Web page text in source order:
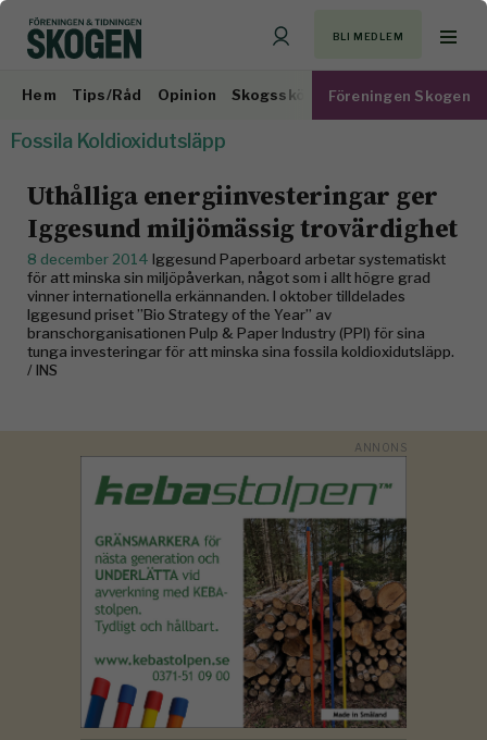
BLI MEDLEM
Hem Tips/Råd Opinion Skogsskötsel Virkesmarknad
Föreningen Skogen
Fossila Koldioxidutsläpp
Uthålliga energiinvesteringar ger
Iggesund miljömässig trovärdighet
8 december 2014 Iggesund Paperboard arbetar systematiskt
för att minska sin miljöpåverkan, något som i allt högre grad
vinner internationella erkännanden. I oktober tilldelades
Iggesund priset ”Bio Strategy of the Year” av
branschorganisationen Pulp & Paper Industry (PPI) för sina
tunga investeringar för att minska sina fossila koldioxidutsläpp.
/ INS